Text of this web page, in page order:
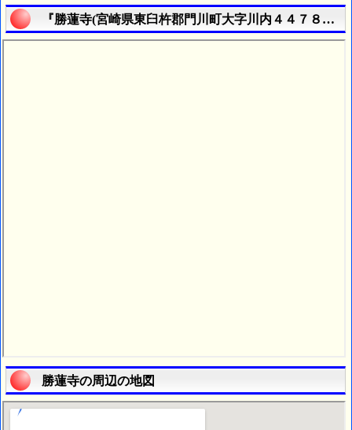
『勝蓮寺(宮崎県東臼杵郡門川町大字川内４４７８番
勝蓮寺の周辺の地図